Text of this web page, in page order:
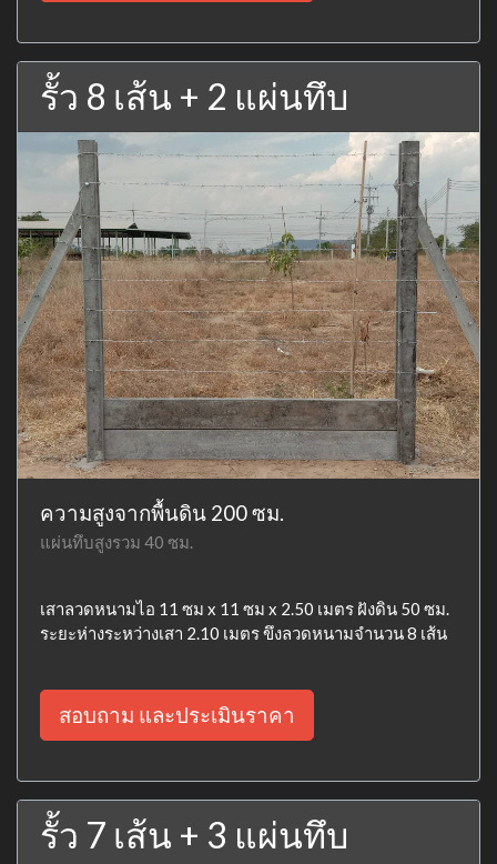
รั้ว 8 เส้น + 2 แผ่นทึบ
ความสูงจากพื้นดิน 200 ซม.
แผ่นทึบสูงรวม 40 ซม.
เสาลวดหนามไอ 11 ซม x 11 ซม x 2.50 เมตร ฝังดิน 50 ซม.
ระยะห่างระหว่างเสา 2.10 เมตร ขึงลวดหนามจำนวน 8 เส้น
สอบถาม และประเมินราคา
รั้ว 7 เส้น + 3 แผ่นทึบ